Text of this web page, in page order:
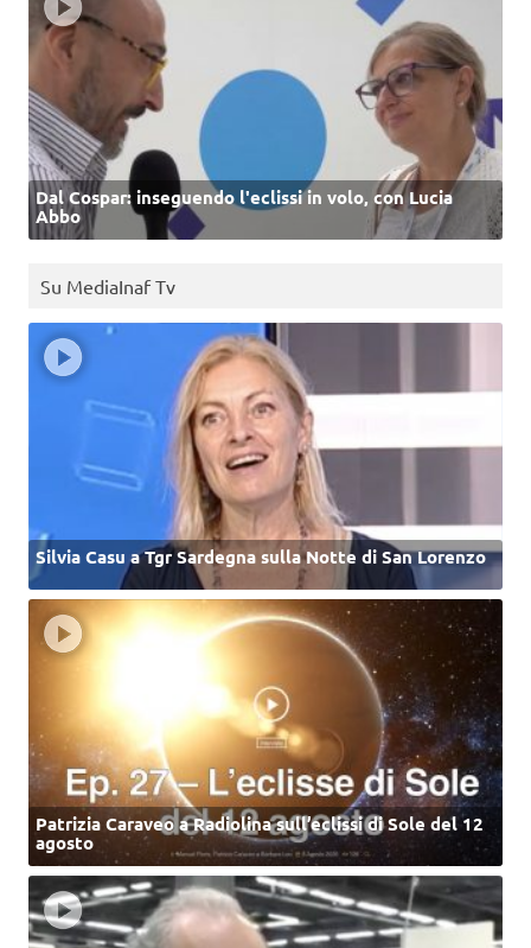
Dal Cospar: inseguendo l'eclissi in volo, con Lucia
Abbo
Su MediaInaf Tv
Silvia Casu a Tgr Sardegna sulla Notte di San Lorenzo
Patrizia Caraveo a Radiolina sull’eclissi di Sole del 12
agosto